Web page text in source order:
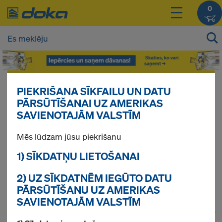
0
Jūsu produktu cenas Jūs varat redzēt
pieslēdzoties.
SIENU / KOLONNU
VEIDŅI
PIEKRIŠANA SĪKFAILU UN DATU
PĀRSŪTĪŠANAI UZ AMERIKAS
SAVIENOTAJĀM VALSTĪM
Mēs lūdzam jūsu piekrišanu
1) SĪKDATŅU LIETOŠANAI
2) UZ SĪKDATNĒM IEGŪTO DATU
PĀRSŪTĪŠANU UZ AMERIKAS
SAVIENOTAJĀM VALSTĪM